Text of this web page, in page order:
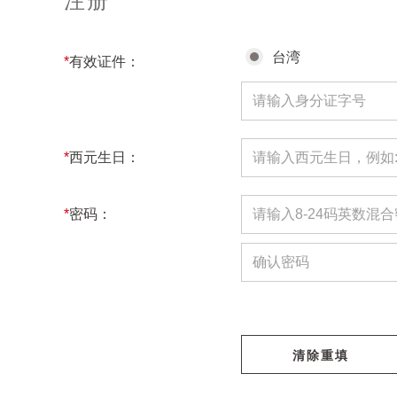
*有效证件： 台湾
*西元生日：
*密码：